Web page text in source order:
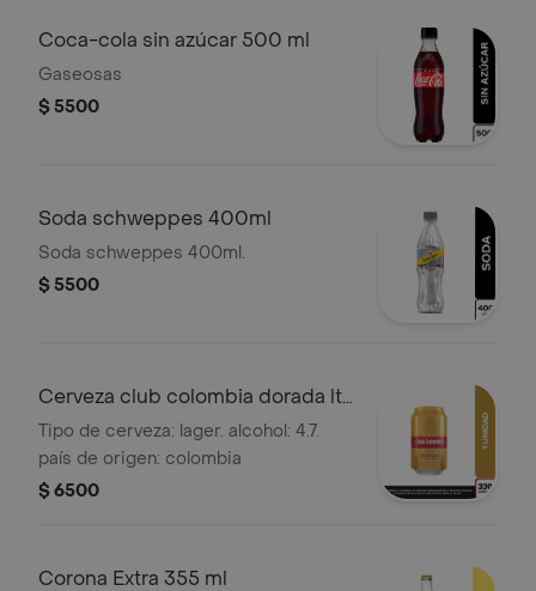
Coca-cola sin azúcar 500 ml
Gaseosas
$ 5500
Soda schweppes 400ml
Soda schweppes 400ml.
$ 5500
Cerveza club colombia dorada lta
330ml
Tipo de cerveza: lager. alcohol: 4.7.
país de origen: colombia
$ 6500
Corona Extra 355 ml